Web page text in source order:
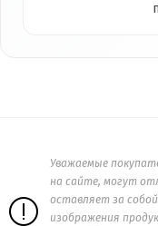
Уважаемые
на сайте, могут
оставляет за
изображения